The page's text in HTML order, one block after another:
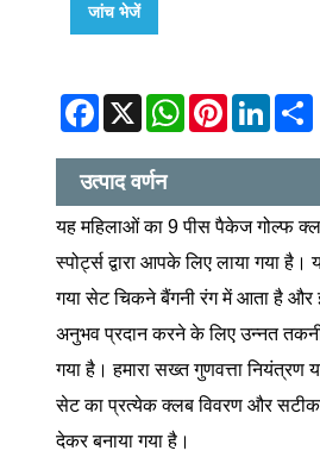
जांच भेजें
Facebook
X WhatsApp
Pinterest
उत्पाद वर्णन
यह महिलाओं का 9 पीस पैकेज गोल्फ
स्पोर्ट्स द्वारा आपके लिए लाया गया
गया सेट चिकने बैंगनी रंग में आता है और
अनुभव प्रदान करने के लिए उन्नत
गया है। हमारा सख्त गुणवत्ता नियंत्रण
सेट का प्रत्येक क्लब विवरण और
देकर बनाया गया है।